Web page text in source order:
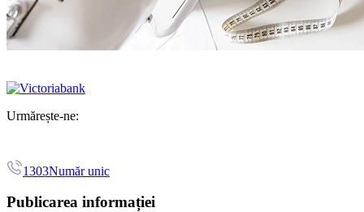
Urmărește-ne:
1303Număr unic
Publicarea informației